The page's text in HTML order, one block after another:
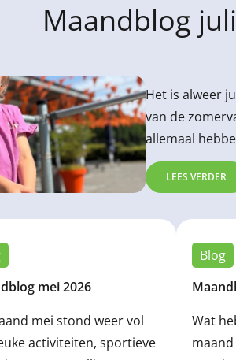
Maandblog
Het is alweer
van de
allemaal
LEES VERDER
mei 2026
mei stond weer vol
activiteiten, sportieve
Blog
Wat